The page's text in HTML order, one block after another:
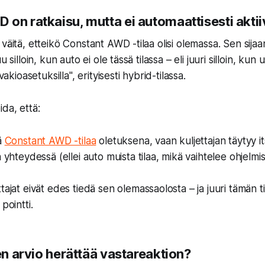
on ratkaisu, mutta ei automaattisesti
etteikö Constant AWD -tilaa olisi olemassa. Sen
silloin, kun auto ei ole tässä tilassa – eli juuri silloin, kun
erityisesti hybrid-tilassa.
että:
Constant AWD -tilaaoletuksena, vaan kuljettajan täytyy
yhteydessä (ellei auto muista tilaa, mikä vaihtelee
eivät edes tiedä sen olemassaolosta – ja juuri tämän
arvio herättää vastareaktion?